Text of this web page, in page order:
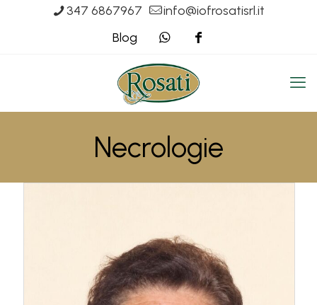
347 6867967
info@iofrosatisrl.it
Blog
Necrologie